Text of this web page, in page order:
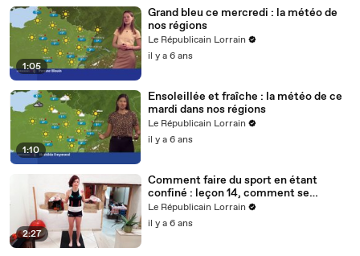
1:05
Grand bleu ce mercredi : la météo de
nos régions
Le Républicain Lorrain
il y a 6 ans
1:10
Ensoleillée et fraîche : la météo de ce
mardi dans nos régions
Le Républicain Lorrain
il y a 6 ans
2:27
Comment faire du sport en étant
confiné : leçon 14, comment se
muscler avec des bouteilles d'eau ?
Le Républicain Lorrain
il y a 6 ans